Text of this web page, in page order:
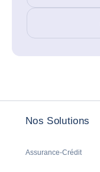
Nos Solutions
Assurance-Crédit